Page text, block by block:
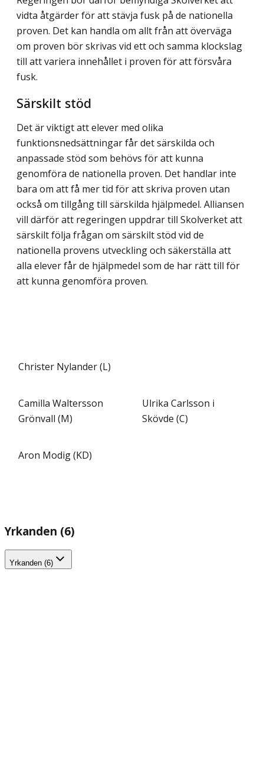
vidta åtgärder för att stävja fusk på de nationella
proven. Det kan handla om allt från att överväga
om proven bör skrivas vid ett och samma klockslag
till att variera innehållet i proven för att försvåra
fusk.
Särskilt stöd
Det är viktigt att elever med olika
funktionsnedsättningar får det särskilda och
anpassade stöd som behövs för att kunna
genomföra de nationella proven. Det handlar inte
bara om att få mer tid för att skriva proven utan
också om tillgång till särskilda hjälpmedel. Alliansen
vill därför att regeringen uppdrar till Skolverket att
särskilt följa frågan om särskilt stöd vid de
nationella provens utveckling och säkerställa att
alla elever får de hjälpmedel som de har rätt till för
att kunna genomföra proven.
Christer Nylander (L)
Camilla Waltersson
Grönvall (M)
Ulrika Carlsson i
Skövde (C)
Aron Modig (KD)
Yrkanden (6)
Yrkanden (6)